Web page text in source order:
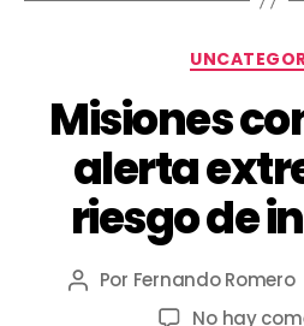
Misiones
alerta
riesgo de
Por Fernando Romero
No hay